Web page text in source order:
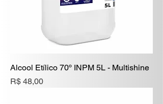
Alcool Etílico 70º INPM 5L - Multishine
Preço
R$ 48,00